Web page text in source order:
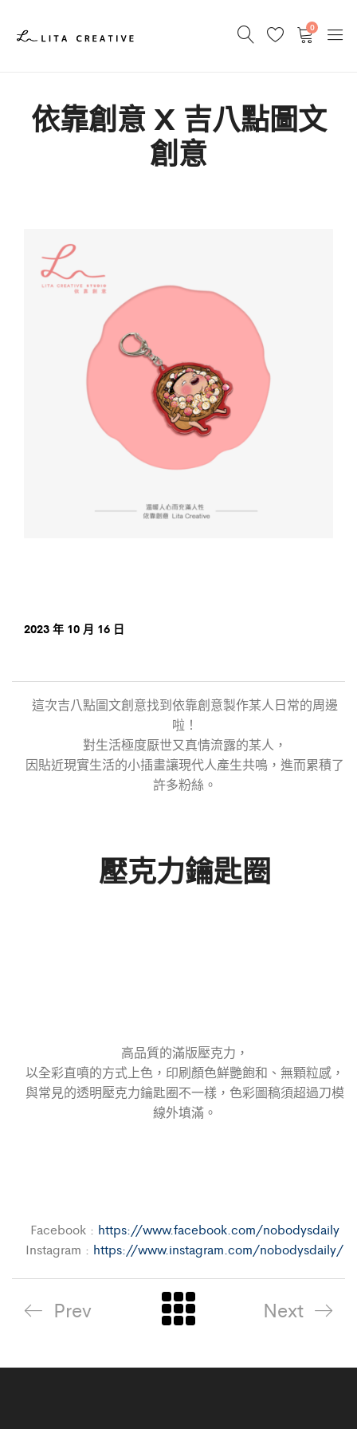
0
依靠創意 X 吉八點圖文
創意
2023 年 10 月 16 日
這次吉八點圖文創意找到依靠創意製作某人日常的周邊
啦！
對生活極度厭世又真情流露的某人，
因貼近現實生活的小插畫讓現代人產生共鳴，進而累積了
許多粉絲。
壓克力鑰匙圈
高品質的滿版壓克力，
以全彩直噴的方式上色，印刷顏色鮮艷飽和、無顆粒感，
與常見的透明壓克力鑰匙圈不一樣，色彩圖稿須超過刀模
線外填滿。
Facebook : https://www.facebook.com/nobodysdaily
Instagram : https://www.instagram.com/nobodysdaily/
Prev Next